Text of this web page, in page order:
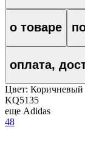
о товаре
оплата,
Цвет: Коричневый
KQ5135
еще Adidas
48